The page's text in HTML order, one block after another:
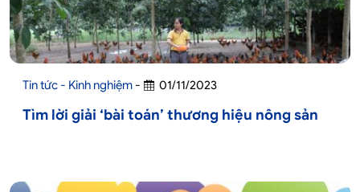
Tin tức - Kinh nghiệm - 01/11/2023
Tìm lời giải ‘bài toán’ thương hiệu nông sản